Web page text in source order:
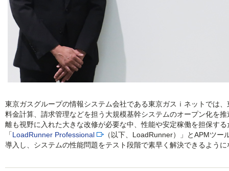
東京ガスグループの情報システム会社である東京ガスｉネットでは
料金計算、請求管理などを担う大規模基幹システムのオープン化を
離も視野に入れた大きな改修が必要な中、性能や安定稼働を担保す
「LoadRunner Professional
（以下、LoadRunner）」とAPMツー
導入し、システムの性能問題をテスト段階で素早く解決できるよう